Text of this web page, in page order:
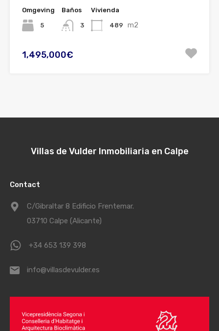
Omgeving
5
Baños
3
Vivienda
489 m2
1,495,000€
Villas de Vulder Inmobiliaria en Calpe
Contact
C/Gibraltar 8 Edificio Frentemar.
03710 Calpe (Alicante)
+34 653 139 398
info@villasdevulder.es